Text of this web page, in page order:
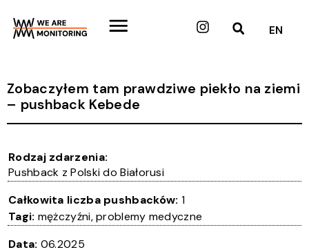
treści
Instagram EN
Zobaczyłem tam prawdziwe piekło na ziemi
– pushback Kebede
Rodzaj zdarzenia:
Pushback z Polski do Białorusi
Całkowita liczba pushbacków: 1
Tagi: mężczyźni,problemy medyczne
Data: 06.2025